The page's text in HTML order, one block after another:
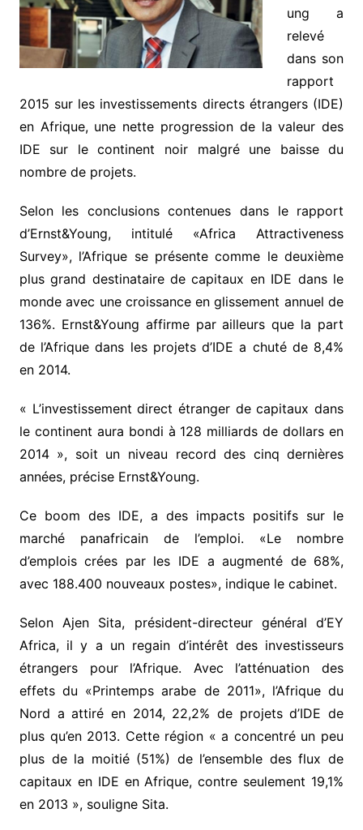
ung a
relevé
dans son
rapport
2015 sur les investissements directs étrangers (IDE)
en Afrique, une nette progression de la valeur des
IDE sur le continent noir malgré une baisse du
nombre de projets.
Selon les conclusions contenues dans le rapport
d’Ernst&Young, intitulé «Africa Attractiveness
Survey», l’Afrique se présente comme le deuxième
plus grand destinataire de capitaux en IDE dans le
monde avec une croissance en glissement annuel de
136%. Ernst&Young affirme par ailleurs que la part
de l’Afrique dans les projets d’IDE a chuté de 8,4%
en 2014.
« L’investissement direct étranger de capitaux dans
le continent aura bondi à 128 milliards de dollars en
2014 », soit un niveau record des cinq dernières
années, précise Ernst&Young.
Ce boom des IDE, a des impacts positifs sur le
marché panafricain de l’emploi. «Le nombre
d’emplois crées par les IDE a augmenté de 68%,
avec 188.400 nouveaux postes», indique le cabinet.
Selon Ajen Sita, président-directeur général d’EY
Africa, il y a un regain d’intérêt des investisseurs
étrangers pour l’Afrique. Avec l’atténuation des
effets du «Printemps arabe de 2011», l’Afrique du
Nord a attiré en 2014, 22,2% de projets d’IDE de
plus qu’en 2013. Cette région « a concentré un peu
plus de la moitié (51%) de l’ensemble des flux de
capitaux en IDE en Afrique, contre seulement 19,1%
en 2013 », souligne Sita.